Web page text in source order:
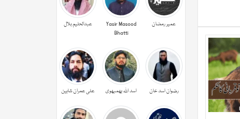
عمیر رمضان
Yasir Masood
Bhatti
عبدالحليم بلال
رضوان اسد خان اسد اللہ بھمبھوی علی عمران شاہین